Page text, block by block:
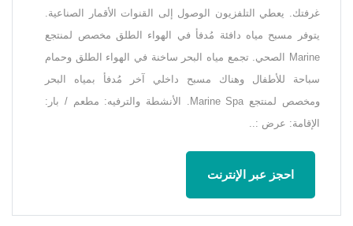
غرفتك. يعطي التلفزيون الوصول إلى القنوات الأقمار الصناعية.
يتوفر مسبح مياه دافئة مُدفأ في الهواء الطلق مخصص لمنتجع
Marine الصحي. تجمع مياه البحر ساخنة في الهواء الطلق وحمام
سباحة للأطفال وهناك مسبح داخلي آخر مُدفأ بمياه البحر
ومخصص لمنتجع Marine Spa. الأنشطة والترفيه: مطعم / بار:
الإقامة: عرض :..
احجز عبر الإنترنت